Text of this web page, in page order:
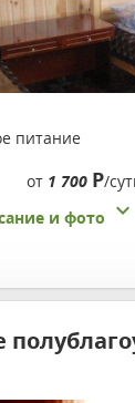
питание
от 1 700 Р/
и фото